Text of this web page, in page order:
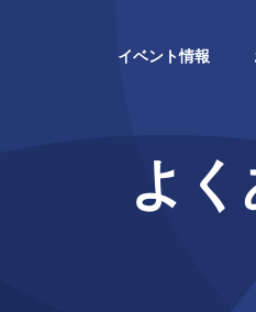
イベント情報
よ